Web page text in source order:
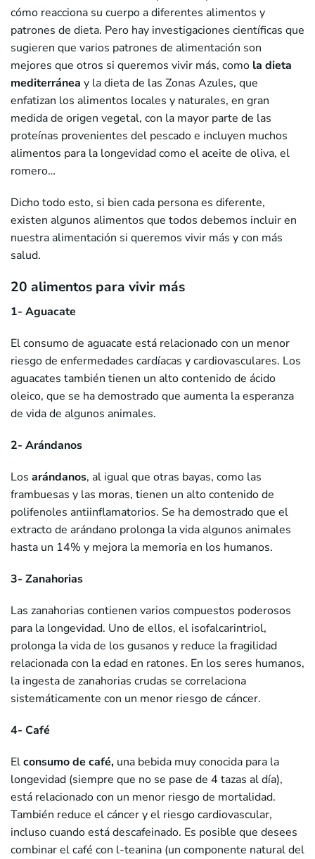
cómo reacciona su cuerpo a diferentes alimentos y
patrones de dieta. Pero hay investigaciones científicas que
sugieren que varios patrones de alimentación son
mejores que otros si queremos vivir más, como la dieta
mediterránea y la dieta de las Zonas Azules, que
enfatizan los alimentos locales y naturales, en gran
medida de origen vegetal, con la mayor parte de las
proteínas provenientes del pescado e incluyen muchos
alimentos para la longevidad como el aceite de oliva, el
romero…
Dicho todo esto, si bien cada persona es diferente,
existen algunos alimentos que todos debemos incluir en
nuestra alimentación si queremos vivir más y con más
salud.
20 alimentos para vivir más
1- Aguacate
El consumo de aguacate está relacionado con un menor
riesgo de enfermedades cardíacas y cardiovasculares. Los
aguacates también tienen un alto contenido de ácido
oleico, que se ha demostrado que aumenta la esperanza
de vida de algunos animales.
2- Arándanos
Los arándanos, al igual que otras bayas, como las
frambuesas y las moras, tienen un alto contenido de
polifenoles antiinflamatorios. Se ha demostrado que el
extracto de arándano prolonga la vida algunos animales
hasta un 14% y mejora la memoria en los humanos.
3- Zanahorias
Las zanahorias contienen varios compuestos poderosos
para la longevidad. Uno de ellos, el isofalcarintriol,
prolonga la vida de los gusanos y reduce la fragilidad
relacionada con la edad en ratones. En los seres humanos,
la ingesta de zanahorias crudas se correlaciona
sistemáticamente con un menor riesgo de cáncer.
4- Café
Elconsumo de café, una bebida muy conocida para la
longevidad (siempre que no se pase de 4 tazas al día),
está relacionado con un menor riesgo de mortalidad.
También reduce el cáncer y el riesgo cardiovascular,
incluso cuando está descafeinado. Es posible que desees
combinar el café con l-teanina (un componente natural del